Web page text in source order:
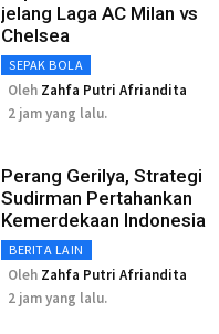
jelang Laga AC Milan vs
Chelsea
SEPAK BOLA
Oleh Zahfa Putri Afriandita
2 jam yang lalu.
Perang Gerilya, Strategi
Sudirman Pertahankan
Kemerdekaan Indonesia
BERITA LAIN
Oleh Zahfa Putri Afriandita
2 jam yang lalu.